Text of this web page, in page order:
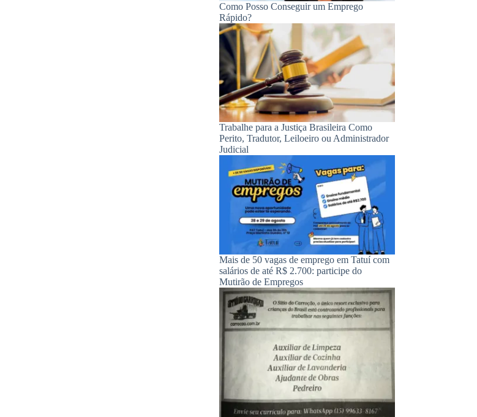
Como Posso Conseguir um Emprego
Rápido?
Trabalhe para a Justiça Brasileira Como
Perito, Tradutor, Leiloeiro ou Administrador
Judicial
Mais de 50 vagas de emprego em Tatuí com
salários de até R$ 2.700: participe do
Mutirão de Empregos